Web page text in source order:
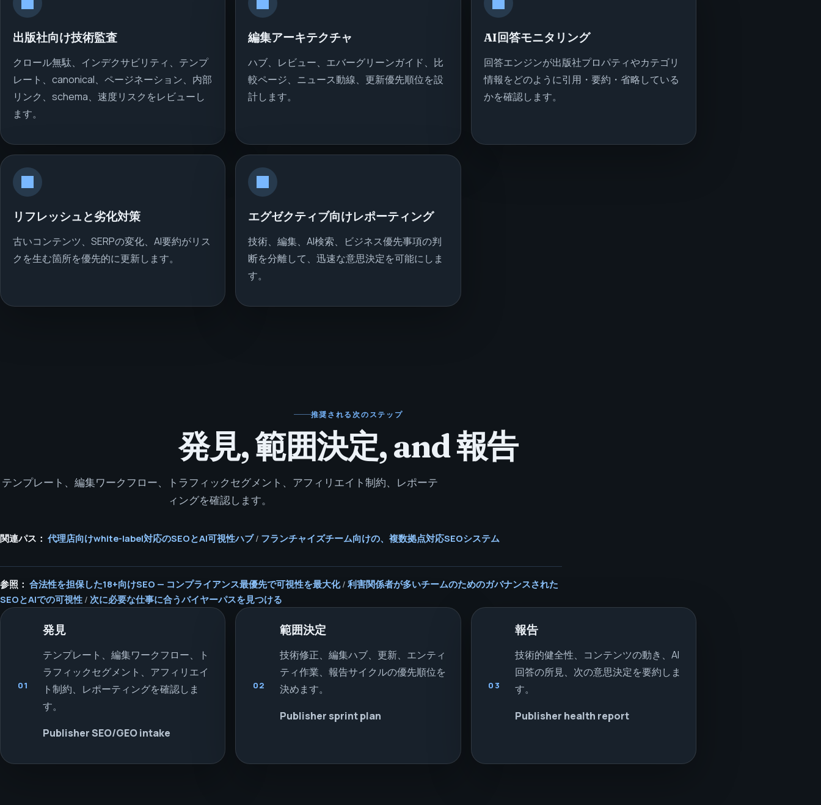
出版社向け技術監査
クロール無駄、インデクサビリティ、テンプ
レート、canonical、ページネーション、内部
リンク、schema、速度リスクをレビューし
ます。
編集アーキテクチャ
ハブ、レビュー、エバーグリーンガイド、比
較ページ、ニュース動線、更新優先順位を設
計します。
AI回答モニタリング
回答エンジンが出版社プロパティやカテゴリ
情報をどのように引用・要約・省略している
かを確認します。
リフレッシュと劣化対策
古いコンテンツ、SERPの変化、AI要約がリス
クを生む箇所を優先的に更新します。
エグゼクティブ向けレポーティング
技術、編集、AI検索、ビジネス優先事項の判
断を分離して、迅速な意思決定を可能にしま
す。
推奨される次のステップ
発見, 範囲決定, and 報告
テンプレート、編集ワークフロー、トラフィックセグメント、アフィリエイト制約、レポーテ
ィングを確認します。
関連パス： 代理店向けwhite-label対応のSEOとAI可視性ハブ/ フランチャイズチーム向けの、複数拠点対応SEOシステム
参照： 合法性を担保した18+向けSEO — コンプライアンス最優先で可視性を最大化/ 利害関係者が多いチームのためのガバナンスされた
SEOとAIでの可視性 / 次に必要な仕事に合うバイヤーパスを見つける
01
発見
テンプレート、編集ワークフロー、ト
ラフィックセグメント、アフィリエイ
ト制約、レポーティングを確認しま
す。
Publisher SEO/GEO intake
02
範囲決定
技術修正、編集ハブ、更新、エンティ
ティ作業、報告サイクルの優先順位を
決めます。
Publisher sprint plan
03
報告
技術的健全性、コンテンツの動き、AI
回答の所見、次の意思決定を要約しま
す。
Publisher health report